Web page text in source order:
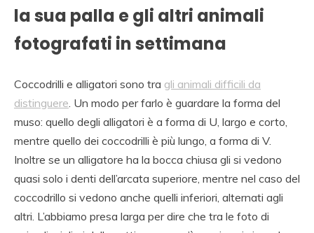
la sua palla e gli altri animali
fotografati in settimana
Coccodrilli e alligatori sono tra gli animali difficili da
distinguere . Un modo per farlo è guardare la forma del
muso: quello degli alligatori è a forma di U, largo e corto,
mentre quello dei coccodrilli è più lungo, a forma di V.
Inoltre se un alligatore ha la bocca chiusa gli si vedono
quasi solo i denti dell’arcata superiore, mentre nel caso del
coccodrillo si vedono anche quelli inferiori, alternati agli
altri. L’abbiamo presa larga per dire che tra le foto di